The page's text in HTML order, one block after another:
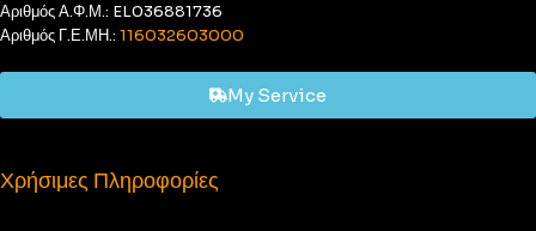
Αριθμός Α.Φ.Μ.: EL036881736
Αριθμός Γ.Ε.ΜΗ.: 116032603000
My Service
Χρήσιμες Πληροφορίες